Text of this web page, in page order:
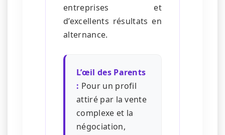
entreprises et
d’excellents résultats en
alternance.
L’œil des Parents
: Pour un profil
attiré par la vente
complexe et la
négociation,